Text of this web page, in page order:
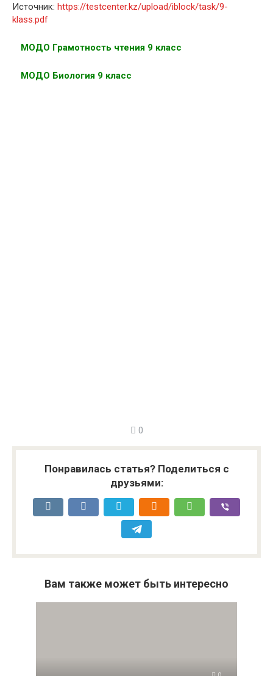
Источник: https://testcenter.kz/upload/iblock/task/9-
klass.pdf
МОДО Грамотность чтения 9 класс
МОДО Биология 9 класс
0
Понравилась статья? Поделиться с
друзьями:
Вам также может быть интересно